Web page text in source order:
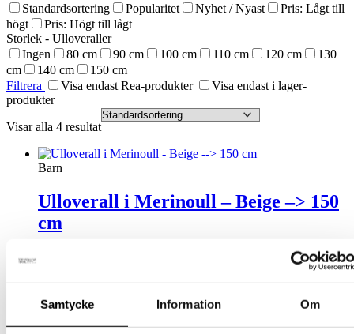
Samtycke Information Om
Standardsortering
Popularitet Nyhet / Nyast
Pris: Lågt till
högt
Pris: Högt till lågt
Storlek - Ulloveraller
Ingen
80 cm 90 cm 100 cm 110 cm 120 cm
130
cm
140 cm
150 cm
Filtrera
Visa endast Rea-produkter
Visa endast i lager-
produkter
Visar alla 4 resultat
Barn
Ulloverall i Merinoull – Beige –> 150
cm
produkten
har
flera
varianter.
Barn
Ulloverall i Merinoull – Grå